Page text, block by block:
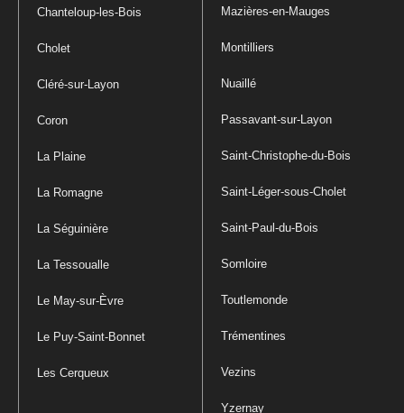
Chanteloup-les-Bois
Cholet
Cléré-sur-Layon
Coron
La Plaine
La Romagne
La Séguinière
La Tessoualle
Le May-sur-Èvre
Le Puy-Saint-Bonnet
Les Cerqueux
Mazières-en-Mauges
Montilliers
Nuaillé
Passavant-sur-Layon
Saint-Christophe-du-Bois
Saint-Léger-sous-Cholet
Saint-Paul-du-Bois
Somloire
Toutlemonde
Trémentines
Vezins
Yzernay